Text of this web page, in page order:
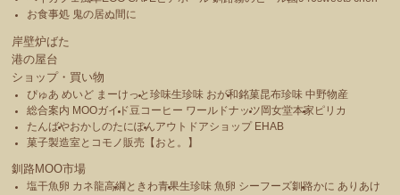
お食事処 鬼の居ぬ間に
岸壁炉ばた
港の屋台
ショップ・買い物
ぴゅあ めいど まーけっと珍味生珍味 おが和銘菓昆布珍味 中野物産
総合案内 MOOガイド豆コーヒー ワールドナッツ 岡女堂本家 ピリカ
たんばやおかしのたにぽんアウトドアショップ EHAB
菓子製造室とコモノ販売【おと。】
釧路MOO市場
塩干魚卵 カネ龍高綱 ときわ青果生珍味 魚卵 シーフーズ釧路かに ありあけ